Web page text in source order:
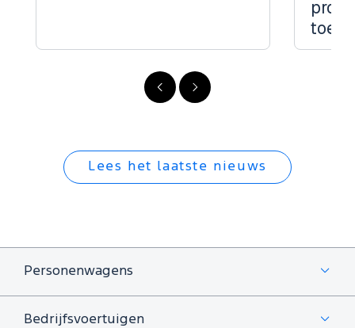
Volgende
Vorige
Lees het laatste nieuws
Personenwagens
Bedrijfsvoertuigen